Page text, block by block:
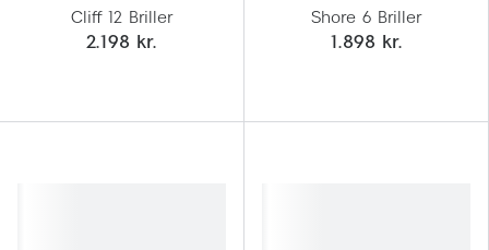
Cliff 12 Briller
2.198 kr.
Shore 6 Briller
1.898 kr.